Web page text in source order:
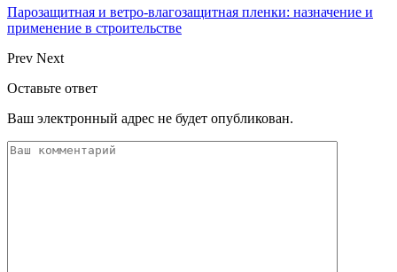
Парозащитная и ветро-влагозащитная пленки: назначение и
применение в строительстве
Prev Next
Оставьте ответ
Ваш электронный адрес не будет опубликован.